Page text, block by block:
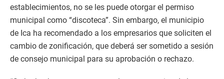
establecimientos, no se les puede otorgar el permiso
municipal como “discoteca”. Sin embargo, el municipio
de Ica ha recomendado a los empresarios que soliciten el
cambio de zonificación, que deberá ser sometido a sesión
de consejo municipal para su aprobación o rechazo.